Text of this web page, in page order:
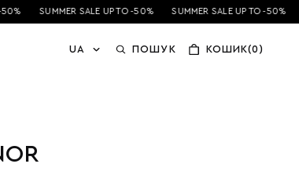
SUMMER SALE UP TO -50% SUMMER SALE UP TO -50%
UA ПОШУК КОШИК(0)